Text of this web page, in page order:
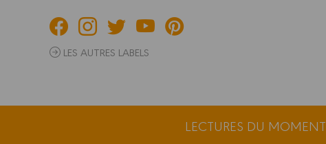
LES AUTRES LABELS
LECTURES DU MOMENT